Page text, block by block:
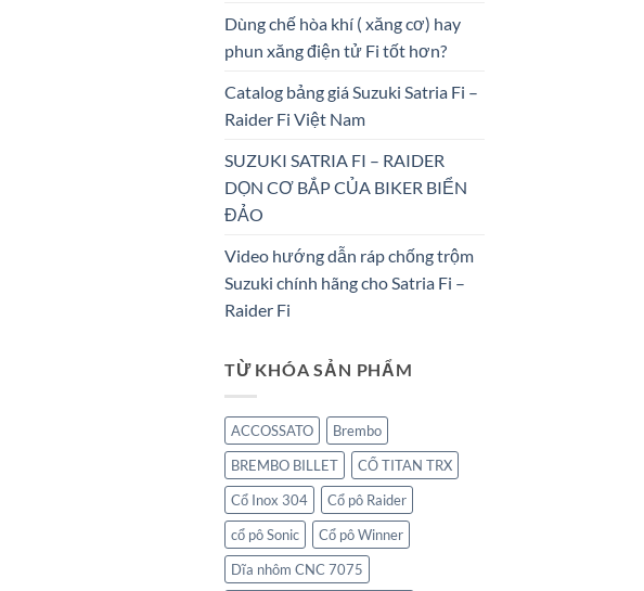
Dùng chế hòa khí ( xăng cơ) hay
phun xăng điện tử Fi tốt hơn?
Catalog bảng giá Suzuki Satria Fi –
Raider Fi Việt Nam
SUZUKI SATRIA FI – RAIDER
DỌN CƠ BẮP CỦA BIKER BIỂN
ĐẢO
Video hướng dẫn ráp chống trộm
Suzuki chính hãng cho Satria Fi –
Raider Fi
TỪ KHÓA SẢN PHẨM
ACCOSSATO
Brembo
BREMBO BILLET
CỔ TITAN TRX
Cổ Inox 304
Cổ pô Raider
cổ pô Sonic
Cổ pô Winner
Dĩa nhôm CNC 7075